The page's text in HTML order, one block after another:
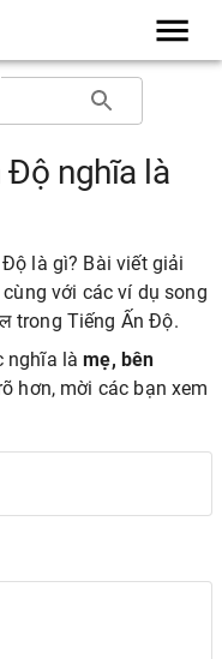
Độ nghĩa là
là gì? Bài viết giải
với các ví dụ song
trong Tiếng Ấn Độ.
nghĩa làmẹ, bên
hơn, mời các bạn xem